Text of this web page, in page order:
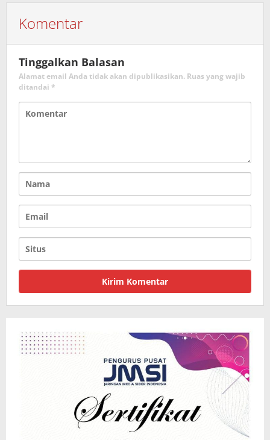
Komentar
Tinggalkan Balasan
Alamat email Anda tidak akan dipublikasikan. Ruas yang wajib
ditandai *